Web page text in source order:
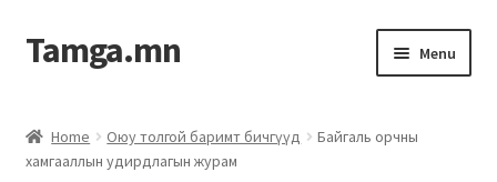
Tamga.mn Menu
ХАБЭА-н багц
Home Оюу толгой баримт бичгүүд
Байгаль орчны
хамгааллын удирдлагын журам